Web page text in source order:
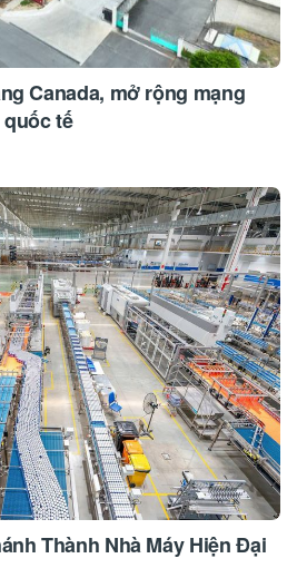
Canada, mở rộng mạng
tế
Thành Nhà Máy Hiện Đại